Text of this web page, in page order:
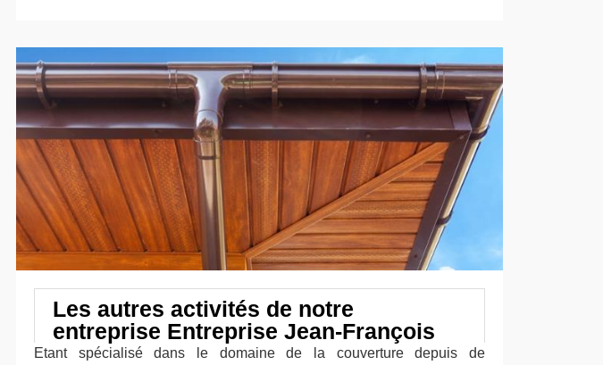
Les autres activités de notre
entreprise Entreprise Jean-François
Etant spécialisé dans le domaine de la couverture depuis de